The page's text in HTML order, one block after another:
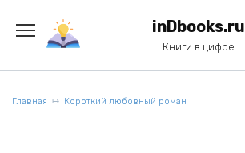
содержанию
inDbooks.ru
Книги в цифре
Главная Короткий любовный роман